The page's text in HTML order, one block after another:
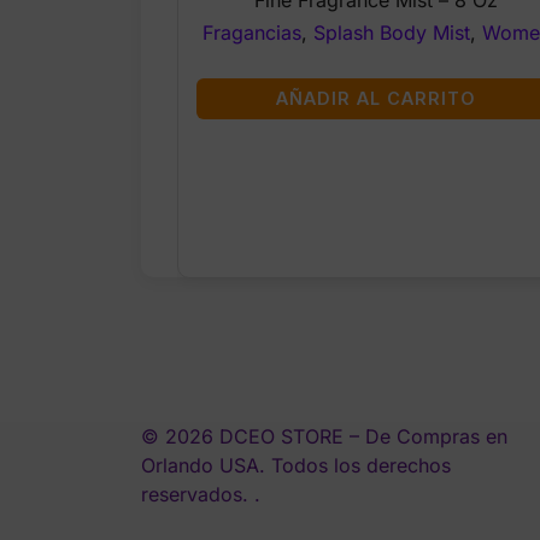
$18.95.$8.00.
Fragancias, Splash Body Mist,
AÑADIR AL CARRITO
© 2026 DCEO STORE – De Compras en
Orlando USA. Todos los derechos
reservados. .